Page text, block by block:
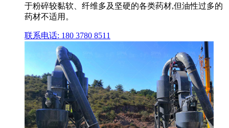
于粉碎较黏软、纤维多及坚硬的各类药材,但油性过多的
药材不适用。
联系电话: 180 3780 8511